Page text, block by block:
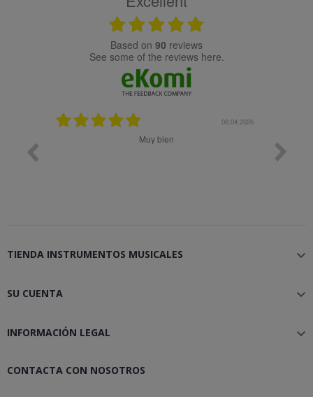
based on 90 reviews
see some of the reviews here.
08.04.2026
Muy bien
TIENDA INSTRUMENTOS MUSICALES 
SU CUENTA 
INFORMACIÓN LEGAL 
CONTACTA CON NOSOTROS